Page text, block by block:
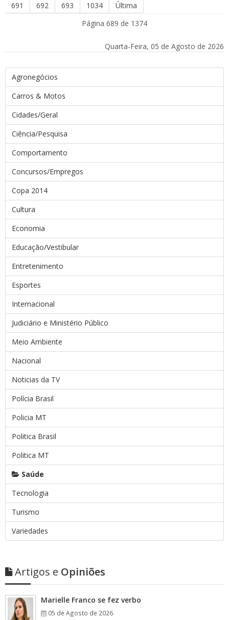
691
692 693 1034
Última
Página 689 de 1374
Quarta-Feira, 05 de Agosto de 2026
Agronegócios
Carros & Motos
Cidades/Geral
Ciência/Pesquisa
Comportamento
Concursos/Empregos
Copa 2014
Cultura
Economia
Educação/Vestibular
Entretenimento
Esportes
Internacional
Judiciário e Ministério Público
Meio Ambiente
Nacional
Noticias da TV
Polícia Brasil
Policia MT
Politica Brasil
Politica MT
Saúde
Tecnologia
Turismo
Variedades
Artigos e Opiniões
Marielle Franco se fez verbo
05 de Agosto de 2026